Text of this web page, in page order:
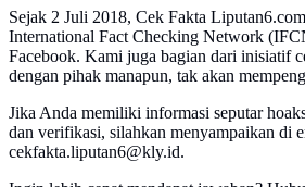
Sejak 2 Juli 2018, Cek Fakta
International Fact Checking Network
Facebook. Kami juga bagian dari inisiatif
dengan pihak manapun, tak akan
Jika Anda memiliki informasi seputar
dan verifikasi, silahkan menyampaikan di
cekfakta.liputan6@kly.id.